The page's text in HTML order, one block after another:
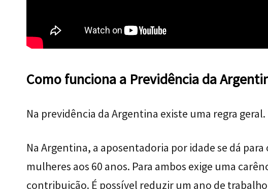
Como funciona a Previdência da
Na previdência da Argentina existe uma regra geral.
Na Argentina, a aposentadoria por idade se dá para
mulheres aos 60 anos. Para ambos exige uma
contribuição. É possível reduzir um ano de